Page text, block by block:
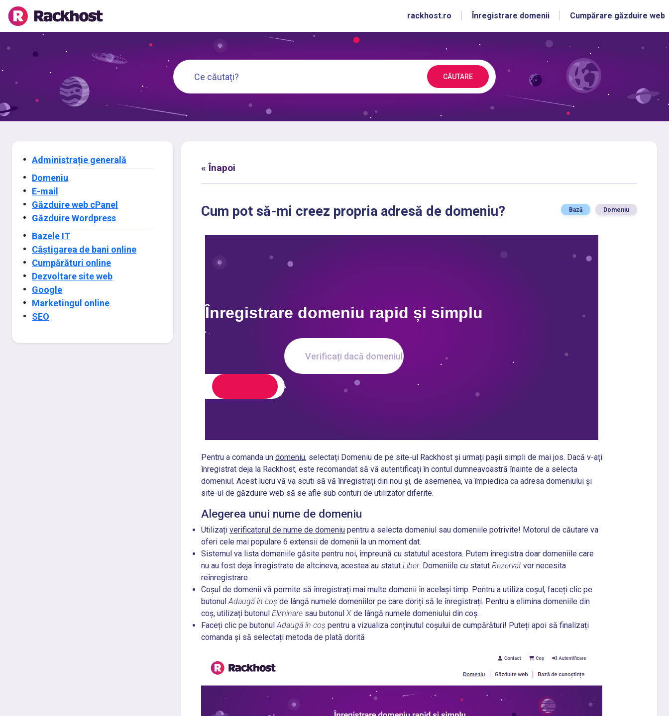
rackhost.ro Înregistrare domenii Cumpărare găzduire web
CĂUTARE
Administrație generală
Domeniu
E-mail
Găzduire web cPanel
Găzduire Wordpress
Bazele IT
Câștigarea de bani online
Cumpărături online
Dezvoltare site web
Google
Marketingul online
SEO
« Înapoi
Cum pot să-mi creez propria adresă de domeniu? Bază Domeniu
Pentru a comanda un domeniu, selectați Domeniu de pe site-ul Rackhost și urmați pașii simpli de mai jos. Dacă v-ați
înregistrat deja la Rackhost, este recomandat să vă autentificați în contul dumneavoastră înainte de a selecta
domeniul. Acest lucru vă va scuti să vă înregistrați din nou și, de asemenea, va împiedica ca adresa domeniului și
site-ul de găzduire web să se afle sub conturi de utilizator diferite.
Alegerea unui nume de domeniu
Utilizați verificatorul de nume de domeniu pentru a selecta domeniul sau domeniile potrivite! Motorul de căutare va
oferi cele mai populare 6 extensii de domenii la un moment dat.
Sistemul va lista domeniile găsite pentru noi, împreună cu statutul acestora. Putem înregistra doar domeniile care
nu au fost deja înregistrate de altcineva, acestea au statut Liber. Domeniile cu statut Rezervat vor necesita
reînregistrare.
Coșul de domenii vă permite să înregistrați mai multe domenii în același timp. Pentru a utiliza coșul, faceți clic pe
butonulAdaugă în coș de lângă numele domeniilor pe care doriți să le înregistrați. Pentru a elimina domeniile din
coș, utilizați butonul Eliminare sau butonul X de lângă numele domeniului din coș.
Faceți clic pe butonulAdaugă în coș pentru a vizualiza conținutul coșului de cumpărături! Puteți apoi să finalizați
comanda și să selectați metoda de plată dorită